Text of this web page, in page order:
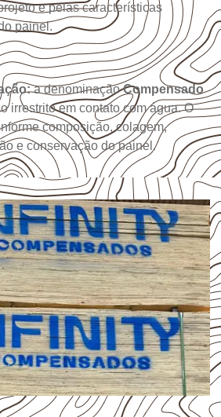
e pelas características
painel.
a denominaçãoCompensado
irrestrito em contato com água. O
composição, colagem,
e conservação do painel.